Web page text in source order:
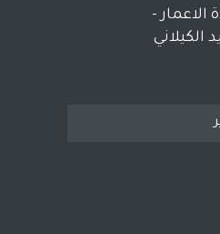
الاعمار -
الكيلاني
طاحنة كتب
مرة اخرى..
يقهر